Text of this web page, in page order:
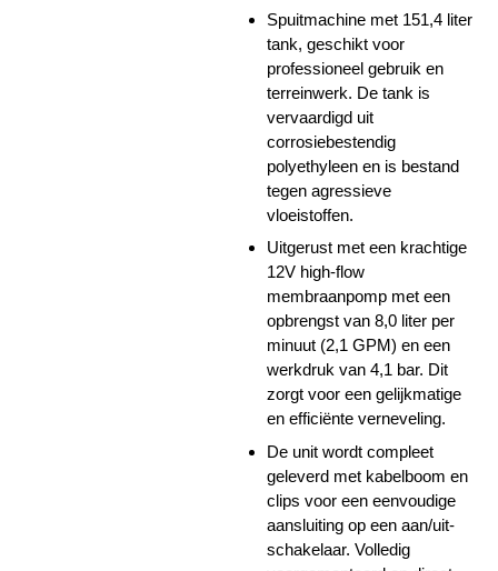
Spuitmachine met 151,4 liter
tank, geschikt voor
professioneel gebruik en
terreinwerk. De tank is
vervaardigd uit
corrosiebestendig
polyethyleen en is bestand
tegen agressieve
vloeistoffen.
Uitgerust met een krachtige
12V high-flow
membraanpomp met een
opbrengst van 8,0 liter per
minuut (2,1 GPM) en een
werkdruk van 4,1 bar. Dit
zorgt voor een gelijkmatige
en efficiënte verneveling.
De unit wordt compleet
geleverd met kabelboom en
clips voor een eenvoudige
aansluiting op een aan/uit-
schakelaar. Volledig